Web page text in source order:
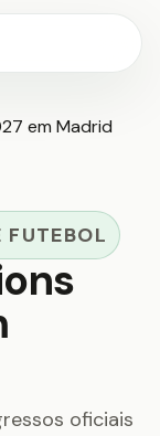
em Madrid
FUTEBOL
oficiais